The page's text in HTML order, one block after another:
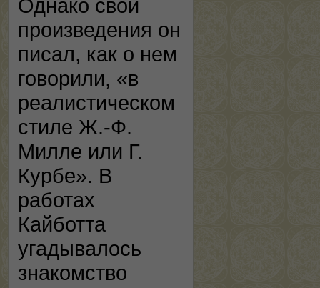
Однако свои
произведения он
писал, как о нем
говорили, «в
реалистическом
стиле Ж.-Ф.
Милле или Г.
Курбе». В
работах
Кайботта
угадывалось
знакомство